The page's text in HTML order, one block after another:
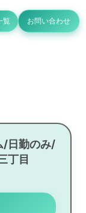
覧 お問い合わせ
/日勤のみ/
丁目